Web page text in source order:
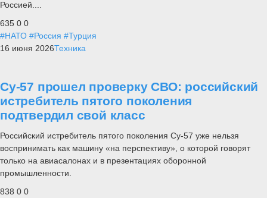
Россией....
635 0 0
#НАТО #Россия #Турция
16 июня 2026Техника
Су-57 прошел проверку СВО: российский
истребитель пятого поколения
подтвердил свой класс
Российский истребитель пятого поколения Су-57 уже нельзя
воспринимать как машину «на перспективу», о которой говорят
только на авиасалонах и в презентациях оборонной
промышленности.
838 0 0